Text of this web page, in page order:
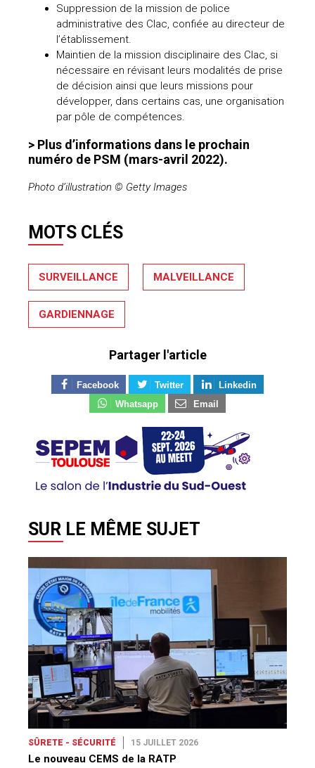
Suppression de la mission de police
administrative des Clac, confiée au directeur de
l’établissement.
Maintien de la mission disciplinaire des Clac, si
nécessaire en révisant leurs modalités de prise
de décision ainsi que leurs missions pour
développer, dans certains cas, une organisation
par pôle de compétences.
> Plus d’informations dans le prochain
numéro de PSM (mars-avril 2022).
Photo d’illustration © Getty Images
MOTS CLÉS
SURVEILLANCE MALVEILLANCE
GARDIENNAGE
Partager l'article
Facebook Twitter
Linkedin
Whatsapp
Email
SUR LE MÊME SUJET
SÛRETE - SÉCURITÉ 15 JUILLET 2026
Le nouveau CEMS de la RATP